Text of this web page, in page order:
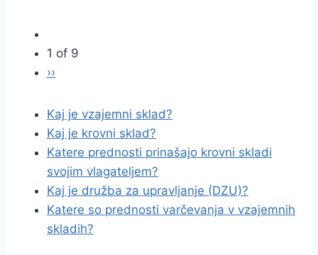
1 of 9
››
Kaj je vzajemni sklad?
Kaj je krovni sklad?
Katere prednosti prinašajo krovni skladi
svojim vlagateljem?
Kaj je družba za upravljanje (DZU)?
Katere so prednosti varčevanja v vzajemnih
skladih?